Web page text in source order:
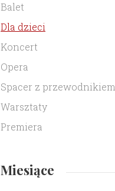
Balet
Dla dzieci
Koncert
Opera
Spacer z przewodnikiem
Warsztaty
Premiera
Miesiące